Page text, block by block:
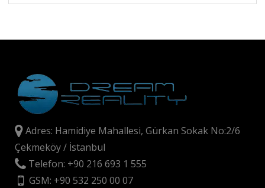
Adres: Hamidiye Mahallesi, Gürkan Sokak No:2/6
Çekmeköy / İstanbul
Telefon: +90 216 693 1 555
GSM: +90 532 250 00 07